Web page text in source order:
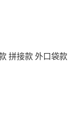
拼接款 外口袋款